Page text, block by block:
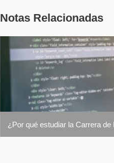
Notas Relacionadas
¿Por qué estudiar la Carrera